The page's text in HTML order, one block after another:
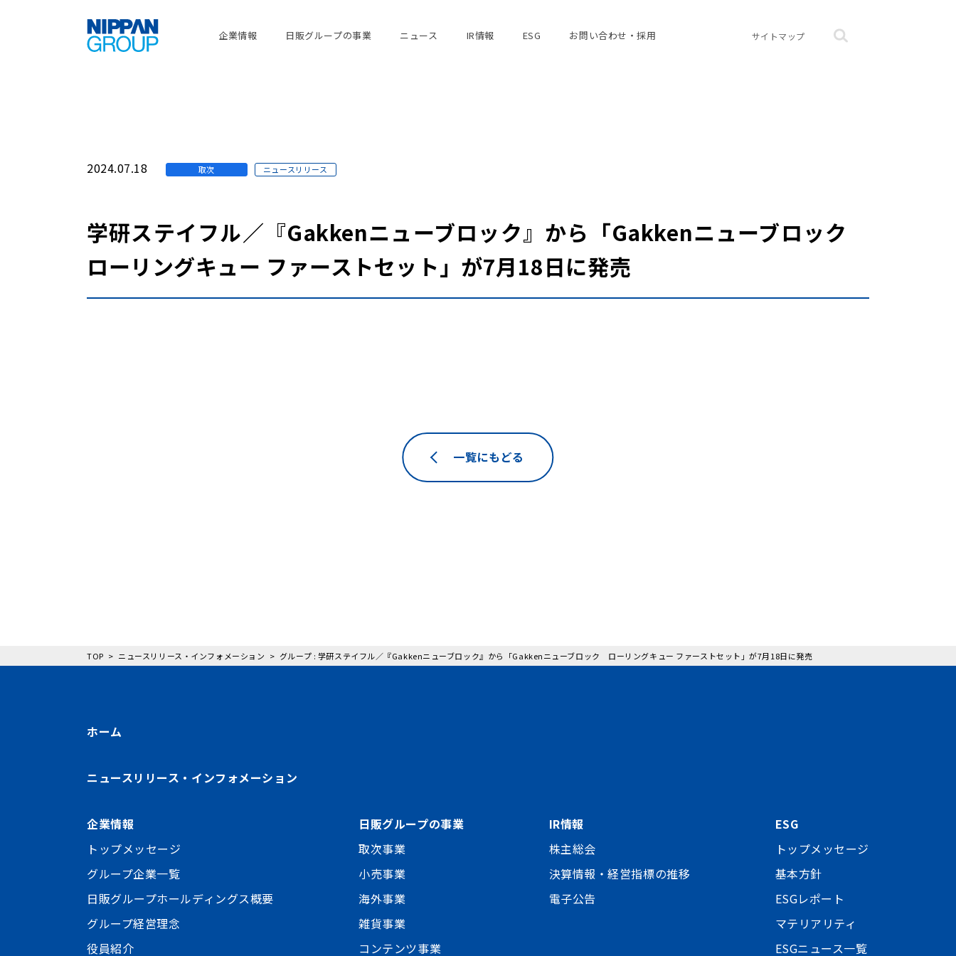
企業情報 日販グループの事業 ニュース IR情報 ESG お問い合わせ・採用 サイトマップ
2024.07.18 取次 ニュースリリース
学研ステイフル／『Gakkenニューブロック』から「Gakkenニューブロック
ローリングキュー ファーストセット」が7月18日に発売
一覧にもどる
TOP ニュースリリース・インフォメーション グループ : 学研ステイフル／『Gakkenニューブロック』から「Gakkenニューブロック ローリングキュー ファーストセット」が7月18日に発売
ホーム
ニュースリリース・インフォメーション
企業情報
トップメッセージ
グループ企業一覧
日販グループホールディングス概要
グループ経営理念
役員紹介
日販グループの事業
取次事業
小売事業
海外事業
雑貨事業
コンテンツ事業
IR情報
株主総会
決算情報・経営指標の推移
電子公告
ESG
トップメッセージ
基本方針
ESGレポート
マテリアリティ
ESGニュース一覧